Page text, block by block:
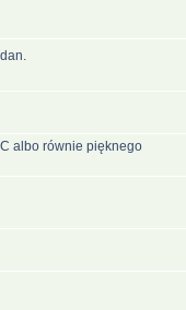
albo równie pięknego